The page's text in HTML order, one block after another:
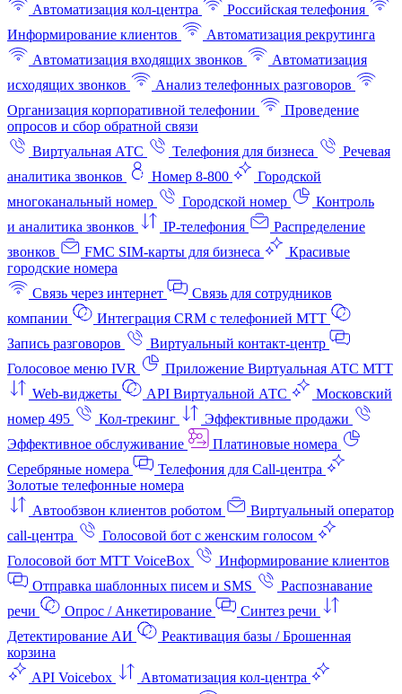
Автоматизация кол-центра
Российская телефония
Информирование клиентов
Автоматизация рекрутинга
Автоматизация входящих звонков
Автоматизация
исходящих звонков
Анализ телефонных разговоров
Организация корпоративной телефонии
Проведение
опросов и сбор обратной связи
Виртуальная АТС
Телефония для бизнеса
Речевая
аналитика звонков
Номер 8-800
Городской
многоканальный номер
Городской номер
Контроль
и аналитика звонков
IP-телефония
Распределение
звонков
FMC SIM-карты для бизнеса
Красивые
городские номера
Связь через интернет
Связь для сотрудников
компании
Интеграция CRM с телефонией МТТ
Запись разговоров
Виртуальный контакт‑центр
Голосовое меню IVR
Приложение Виртуальная АТС МТТ
Web-виджеты
API Виртуальной АТС
Московский
номер 495
Кол-трекинг
Эффективные продажи
Эффективное обслуживание
Платиновые номера
Серебряные номера
Телефония для Call-центра
Золотые телефонные номера
Автообзвон клиентов роботом
Виртуальный оператор
call-центра
Голосовой бот с женским голосом
Голосовой бот МТТ VoiceBox
Информирование клиентов
Отправка шаблонных писем и SMS
Распознавание
речи
Опрос / Анкетирование
Синтез речи
Детектирование АИ
Реактивация базы / Брошенная
корзина
API Voicebox
Автоматизация кол‑центра